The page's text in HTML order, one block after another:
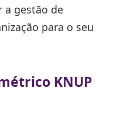
a gestão de
para o seu
KNUP